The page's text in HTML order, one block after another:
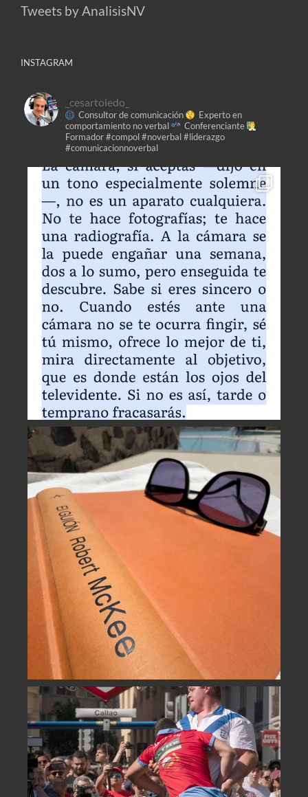
Tweets by AnalisisNV
INSTAGRAM
_cesartoledo_
Consultor de comunicación
Experto en
comportamiento no verbal
Conferenciante
Formador#compol #noverbal #liderazgo
#comunicacionnoverbal